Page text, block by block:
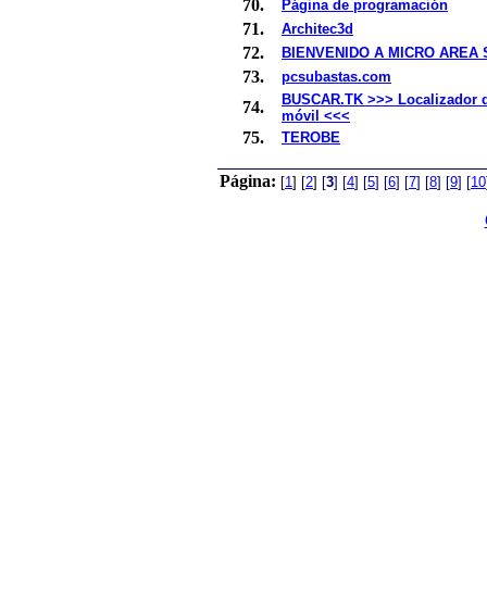
70. Página de programación
71. Architec3d
72. BIENVENIDO A MICRO AREA
73. pcsubastas.com
74.
BUSCAR.TK >>> Localizador
móvil <<<
75. TEROBE
Página: [1] [2] [3] [4] [5] [6] [7] [8] [9] [10